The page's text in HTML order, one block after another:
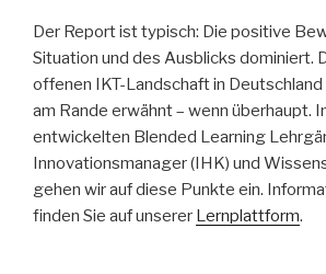
Der Report ist typisch: Die positive
Situation und des Ausblicks dominiert.
offenen IKT-Landschaft in
am Rande erwähnt – wenn überhaupt.
entwickelten Blended Learning
Innovationsmanager (IHK) und
gehen wir auf diese Punkte ein.
finden Sie auf unserer Lernplattform.